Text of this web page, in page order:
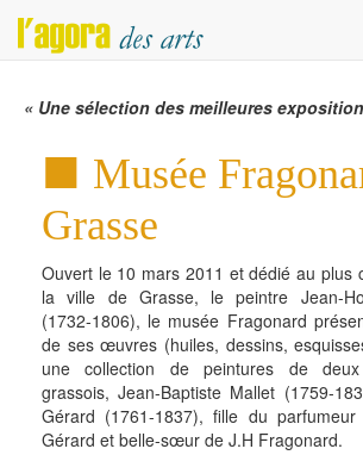
« Une sélection des meilleures
Musée
Grasse
Ouvert le 10 mars 2011 et dédié au plus
la ville de Grasse, le peintre Jean-
(1732-1806), le musée Fragonard
de ses œuvres (huiles, dessins,
une collection de peintures de
grassois, Jean-Baptiste Mallet (1759-
Gérard (1761-1837), fille du parfumeur
Gérard et belle-sœur de J.H Fragonard.